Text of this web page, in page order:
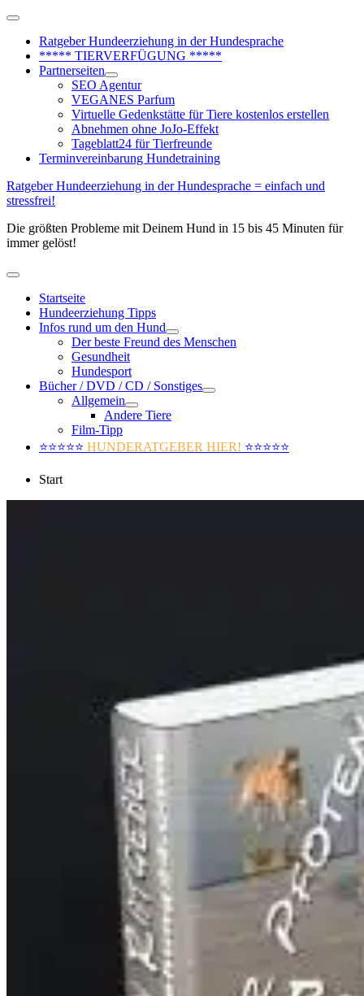
Zum
springen
Above
HeaderRatgeber Hundeerziehung in der Hundesprache
***** TIERVERFÜGUNG *****
Partnerseiten
SEO Agentur
VEGANES Parfum
Virtuelle Gedenkstätte für Tiere kostenlos erstellen
Abnehmen ohne JoJo-Effekt
Tageblatt24 für Tierfreunde
Terminvereinbarung Hundetraining
Ratgeber Hundeerziehung in der Hundesprache = einfach und
stressfrei!
Die größten Probleme mit Deinem Hund in 15 bis 45 Minuten für
immer gelöst!
Hauptmenü
Startseite
Hundeerziehung Tipps
Infos rund um den Hund
Der beste Freund des Menschen
Gesundheit
Hundesport
Bücher / DVD / CD / Sonstiges
Allgemein
Andere Tiere
Film-Tipp
⭐⭐⭐⭐⭐ HUNDERATGEBER HIER! ⭐⭐⭐⭐⭐
Start